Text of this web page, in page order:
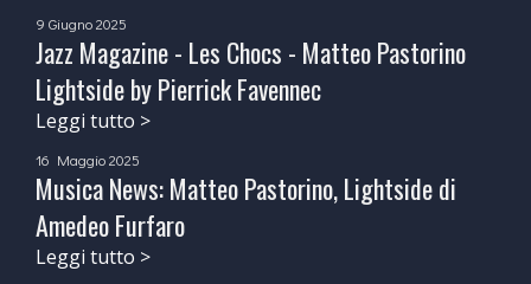
9 Giugno 2025
Jazz Magazine - Les Chocs - Matteo Pastorino
Lightside by Pierrick Favennec
Leggi tutto >
16 Maggio 2025
Musica News: Matteo Pastorino, Lightside di
Amedeo Furfaro
Leggi tutto >